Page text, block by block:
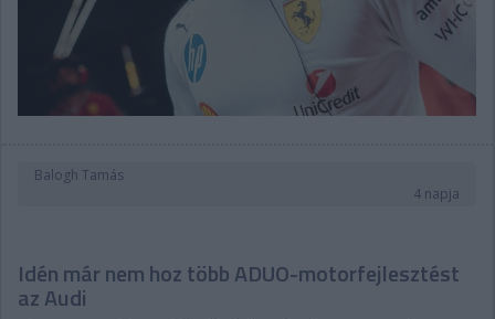
Balogh Tamás
4 napja
Idén már nem hoz több ADUO-motorfejlesztést
az Audi